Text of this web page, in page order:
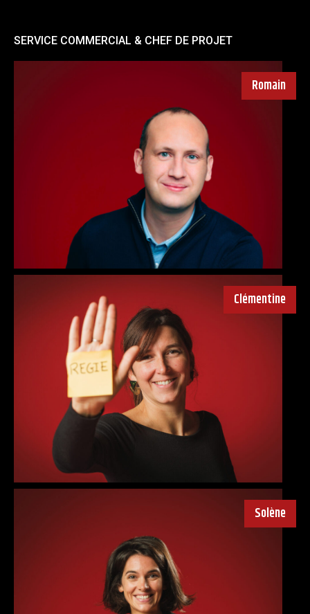
SERVICE COMMERCIAL & CHEF DE PROJET
Romain
Clémentine
Solène